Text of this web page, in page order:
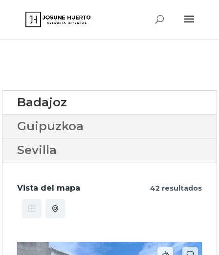
Badajoz
Guipuzkoa
Sevilla
Vista del mapa 42 resultados